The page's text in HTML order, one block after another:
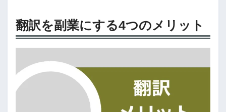
翻訳を副業にする4つのメリット